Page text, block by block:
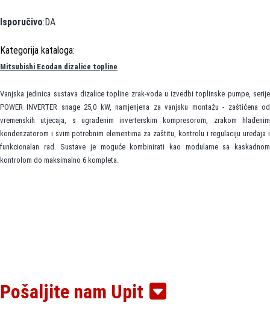
Isporučivo:DA
Mitsubishi Ecodan dizalice topline
Vanjska jedinica sustava dizalice topline zrak-voda u izvedbi toplinske pumpe, serije
POWER INVERTER snage 25,0 kW, namjenjena za vanjsku montažu - zaštićena od
vremenskih utjecaja, s ugrađenim inverterskim kompresorom, zrakom hlađenim
kondenzatorom i svim potrebnim elementima za zaštitu, kontrolu i regulaciju uređaja i
funkcionalan rad. Sustave je moguće kombinirati kao modularne sa kaskadnom
kontrolom do maksimalno 6 kompleta.
Pošaljite nam Upit